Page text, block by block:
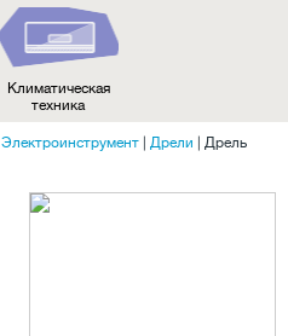
Климатическая
техника
Электроинструмент Дрели
Дрель